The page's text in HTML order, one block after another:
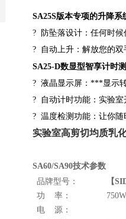
SA25S版本专项的升降系
?
防坠落设计：任何时
?
自动上升：解放您的双
SA25-D数显型智享计时
? 液晶显示屏：***显示
?
自动计时功能：实验
? 温度检测功能：让你
实验室高剪切均质乳
SA60/SA90技术参数
品牌型号：
【
功 率：
750W
电 源：